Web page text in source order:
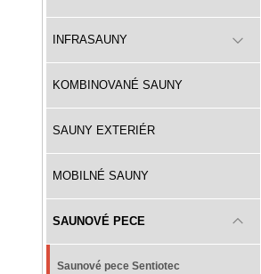
INFRASAUNY
KOMBINOVANÉ SAUNY
SAUNY EXTERIÉR
MOBILNÉ SAUNY
SAUNOVÉ PECE
Saunové pece Sentiotec